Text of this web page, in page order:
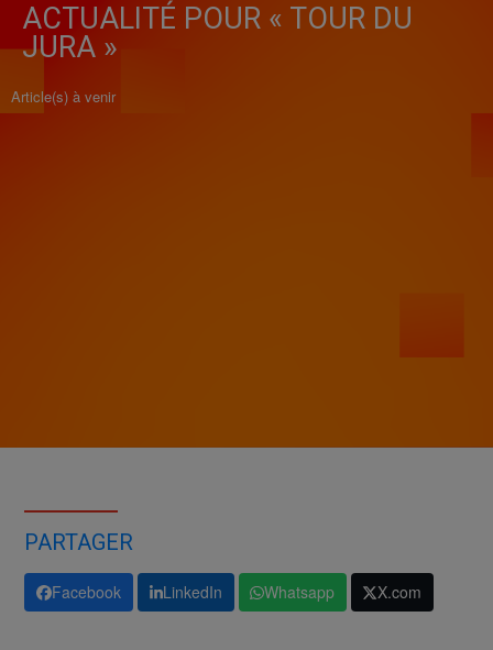
ACTUALITÉ POUR « TOUR DU
JURA »
Article(s) à venir
PARTAGER
Facebook LinkedIn Whatsapp X.com